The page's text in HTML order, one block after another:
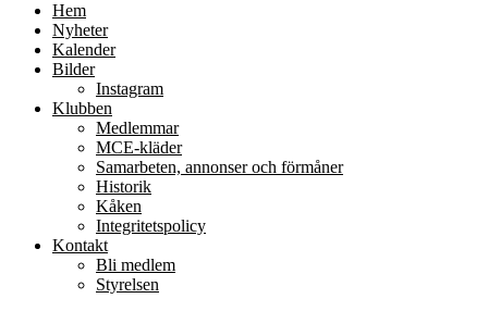
Hem
Nyheter
Kalender
Bilder
Instagram
Klubben
Medlemmar
MCE-kläder
Samarbeten, annonser och förmåner
Historik
Kåken
Integritetspolicy
Kontakt
Bli medlem
Styrelsen